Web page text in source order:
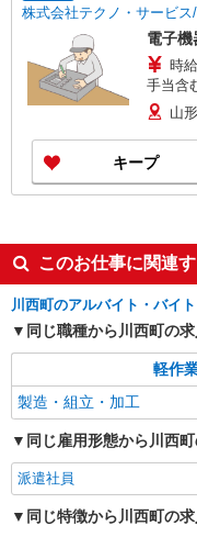
株式会社テクノ・サービス
電子機
時
手当含
山
キープ
このお仕事に関連
川西町のアルバイト・バイ
同じ職種から川西町の
軽作
製造・組立・加工
同じ雇用形態から川西
派遣社員
同じ特徴から川西町の